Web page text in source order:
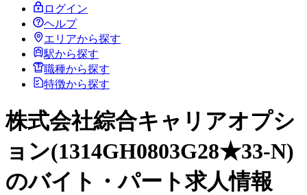
ログイン
ヘルプ
エリアから探す
駅から探す
職種から探す
特徴から探す
株式会社綜合キャリアオプシ
ョン(1314GH0803G28★33-N)
のバイト・パート求人情報